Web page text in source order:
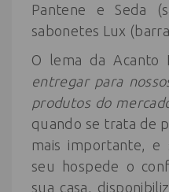
Pantene e Seda
sabonetes Lux
O lema da Acanto
entregar para
produtos do
quando se trata de
mais importante, e
seu hospede o
sua casa,